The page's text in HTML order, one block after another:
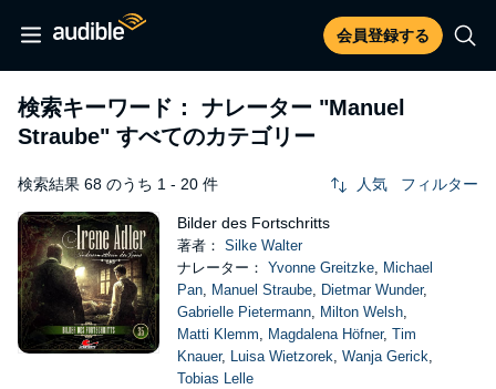
会員登録する
検索キーワード： ナレーター "Manuel
Straube" すべてのカテゴリー
検索結果 68 のうち 1 - 20 件 人気 フィルター
Bilder des Fortschritts
著者： Silke Walter
ナレーター： Yvonne Greitzke, Michael
Pan, Manuel Straube, Dietmar Wunder,
Gabrielle Pietermann, Milton Welsh,
Matti Klemm, Magdalena Höfner, Tim
Knauer, Luisa Wietzorek, Wanja Gerick,
Tobias Lelle